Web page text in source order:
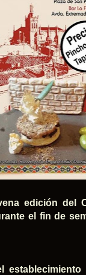
edición del
el fin de